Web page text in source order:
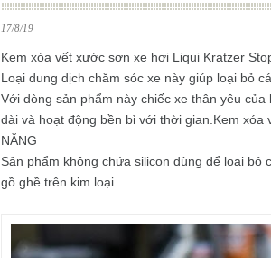
17/8/19
Kem xóa vết xước sơn xe hơi Liqui Kratzer
Loại dung dịch chăm sóc xe này giúp loại bỏ
Với dòng sản phẩm này chiếc xe thân yêu
dài và hoạt động bền bỉ với thời gian.Kem
NĂNG
Sản phẩm không chứa silicon dùng để loại
gồ ghề trên kim loại.